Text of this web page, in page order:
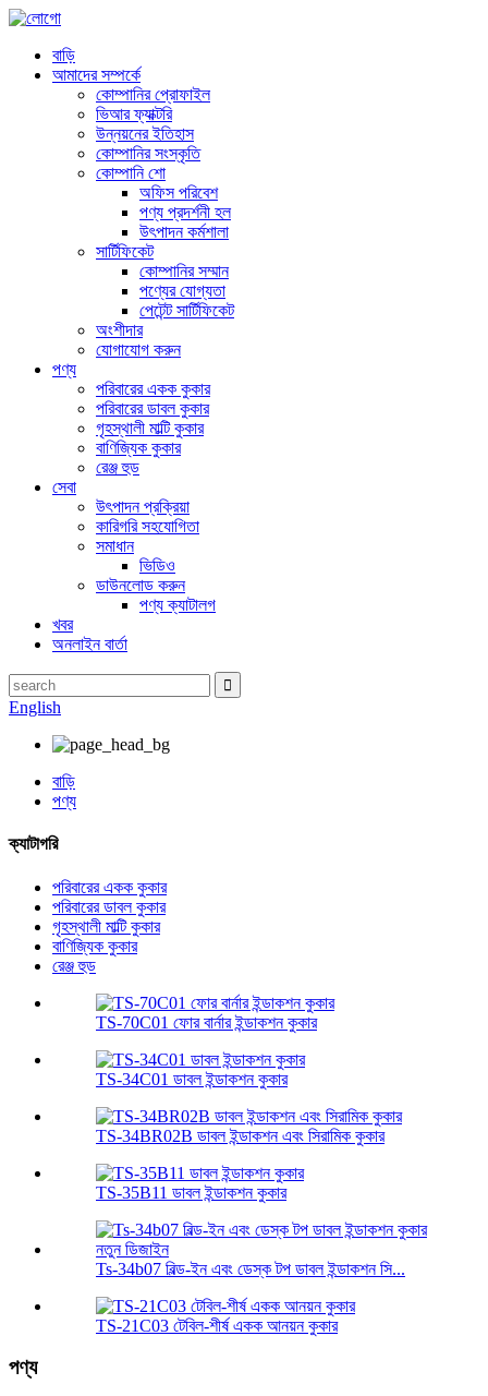
বাড়ি
আমাদের সম্পর্কে
কোম্পানির প্রোফাইল
ভিআর ফ্যাক্টরি
উন্নয়নের ইতিহাস
কোম্পানির সংস্কৃতি
কোম্পানি শো
অফিস পরিবেশ
পণ্য প্রদর্শনী হল
উৎপাদন কর্মশালা
সার্টিফিকেট
কোম্পানির সম্মান
পণ্যের যোগ্যতা
পেটেন্ট সার্টিফিকেট
অংশীদার
যোগাযোগ করুন
পণ্য
পরিবারের একক কুকার
পরিবারের ডাবল কুকার
গৃহস্থালী মাল্টি কুকার
বাণিজ্যিক কুকার
রেঞ্জ হুড
সেবা
উৎপাদন প্রক্রিয়া
কারিগরি সহযোগিতা
সমাধান
ভিডিও
ডাউনলোড করুন
পণ্য ক্যাটালগ
খবর
অনলাইন বার্তা
English
বাড়ি
পণ্য
ক্যাটাগরি
পরিবারের একক কুকার
পরিবারের ডাবল কুকার
গৃহস্থালী মাল্টি কুকার
বাণিজ্যিক কুকার
রেঞ্জ হুড
TS-70C01 ফোর বার্নার ইন্ডাকশন কুকার
TS-34C01 ডাবল ইন্ডাকশন কুকার
TS-34BR02B ডাবল ইন্ডাকশন এবং সিরামিক কুকার
TS-35B11 ডাবল ইন্ডাকশন কুকার
Ts-34b07 বিল্ড-ইন এবং ডেস্ক টপ ডাবল ইন্ডাকশন সি...
TS-21C03 টেবিল-শীর্ষ একক আনয়ন কুকার
পণ্য